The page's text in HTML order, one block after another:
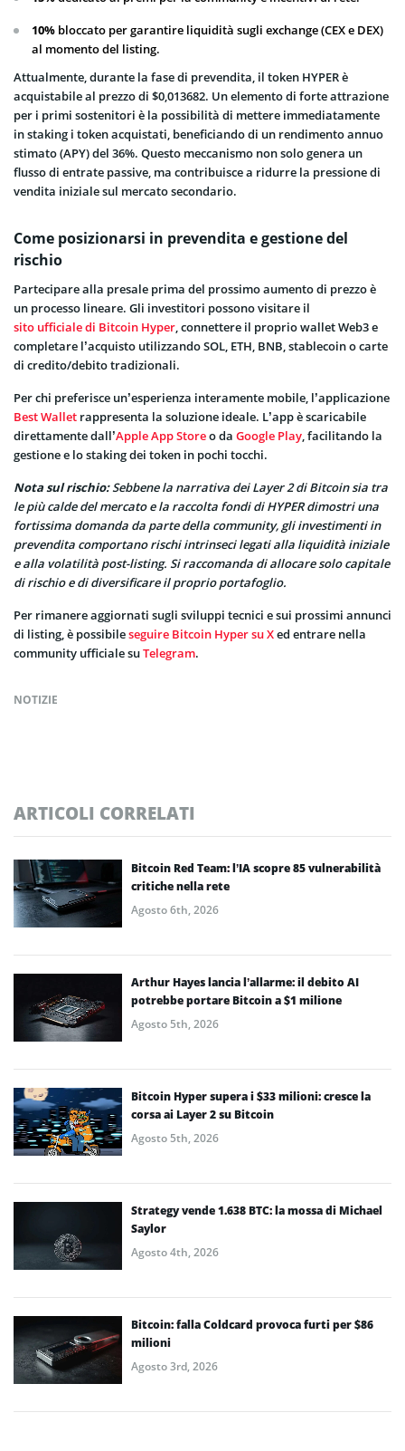
10% bloccato per garantire liquidità sugli exchange (CEX e DEX)
al momento del listing.
Attualmente, durante la fase di prevendita, il token HYPER è
acquistabile al prezzo di $0,013682. Un elemento di forte attrazione
per i primi sostenitori è la possibilità di mettere immediatamente
in staking i token acquistati, beneficiando di un rendimento annuo
stimato (APY) del 36%. Questo meccanismo non solo genera un
flusso di entrate passive, ma contribuisce a ridurre la pressione di
vendita iniziale sul mercato secondario.
Come posizionarsi in prevendita e gestione del
rischio
Partecipare alla presale prima del prossimo aumento di prezzo è
un processo lineare. Gli investitori possono visitare il
sito ufficiale di Bitcoin Hyper, connettere il proprio wallet Web3 e
completare l’acquisto utilizzando SOL, ETH, BNB, stablecoin o carte
di credito/debito tradizionali.
Per chi preferisce un’esperienza interamente mobile, l’applicazione
Best Wallet rappresenta la soluzione ideale. L’app è scaricabile
direttamente dall’Apple App Storeo da Google Play, facilitando la
gestione e lo staking dei token in pochi tocchi.
Nota sul rischio:Sebbene la narrativa dei Layer 2 di Bitcoin sia tra
le più calde del mercato e la raccolta fondi di HYPER dimostri una
fortissima domanda da parte della community, gli investimenti in
prevendita comportano rischi intrinseci legati alla liquidità iniziale
e alla volatilità post-listing. Si raccomanda di allocare solo capitale
di rischio e di diversificare il proprio portafoglio.
Per rimanere aggiornati sugli sviluppi tecnici e sui prossimi annunci
di listing, è possibileseguire Bitcoin Hyper su Xed entrare nella
community ufficiale suTelegram.
NOTIZIE
ARTICOLI CORRELATI
Bitcoin Red Team: l’IA scopre 85 vulnerabilità
critiche nella rete
Agosto 6th, 2026
Arthur Hayes lancia l’allarme: il debito AI
potrebbe portare Bitcoin a $1 milione
Agosto 5th, 2026
Bitcoin Hyper supera i $33 milioni: cresce la
corsa ai Layer 2 su Bitcoin
Agosto 5th, 2026
Strategy vende 1.638 BTC: la mossa di Michael
Saylor
Agosto 4th, 2026
Bitcoin: falla Coldcard provoca furti per $86
milioni
Agosto 3rd, 2026